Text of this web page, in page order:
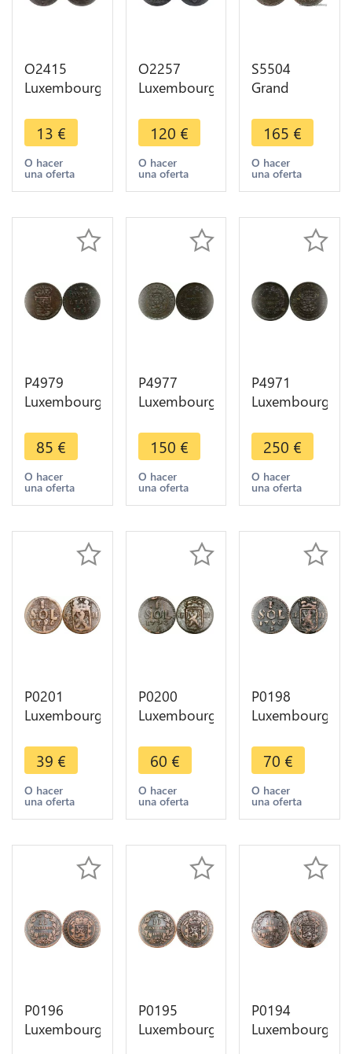
O2415
Luxembourg
Willem III
der
Niederlande
1870 -
offer
13 €
O hacer
una oferta
O2257
Luxembourg
Liard Marie-
Thérèse
(1740-
1780) 1757
120 €
O hacer
una oferta
S5504
Grand
Luxembourg
10
Centimes
1865 A
UNC !- Faire
165 €
O hacer
una oferta
P4979
Luxembourg
Josef II
1784
Brüssel ->
Make offer
85 €
O hacer
una oferta
P4977
Luxembourg
1870 Barth
AU++ ->
Make offer
150 €
O hacer
una oferta
P4971
Luxembourg
1870 Barth
UNC ->
Make offer
250 €
O hacer
una oferta
P0201
Luxembourg
II 1795 ->
Make offer
39 €
O hacer
una oferta
P0200
Luxembourg
II 1795 ->
Make offer
60 €
O hacer
una oferta
P0198
Luxembourg
II 1795 ->
Make offer
70 €
O hacer
una oferta
P0196
Luxembourg
P0195
Luxembourg
P0194
Luxembourg